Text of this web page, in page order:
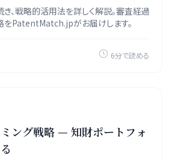
、戦略的活用法を詳しく解説。審査経過
をPatentMatch.jpがお届けします。
6分で読める
ング戦略 — 知財ポートフォ